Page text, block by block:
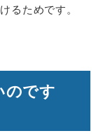
るためです。
のです